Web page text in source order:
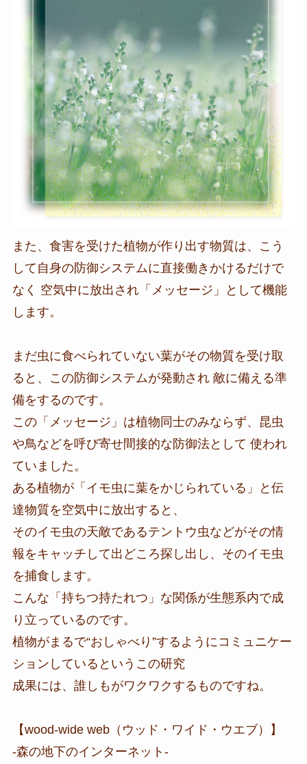
また、食害を受けた植物が作り出す物質は、こう
して自身の防御システムに直接働きかけるだけで
なく 空気中に放出され「メッセージ」として機能
します。
まだ虫に食べられていない葉がその物質を受け取
ると、この防御システムが発動され 敵に備える準
備をするのです。
この「メッセージ」は植物同士のみならず、昆虫
や鳥などを呼び寄せ間接的な防御法として 使われ
ていました。
ある植物が「イモ虫に葉をかじられている」と伝
達物質を空気中に放出すると、
そのイモ虫の天敵であるテントウ虫などがその情
報をキャッチして出どころ探し出し、そのイモ虫
を捕食します。
こんな「持ちつ持たれつ」な関係が生態系内で成
り立っているのです。
植物がまるで“おしゃべり”するようにコミュニケー
ションしているというこの研究
成果には、誰しもがワクワクするものですね。
【wood-wide web（ウッド・ワイド・ウエブ）】
-森の地下のインターネット-